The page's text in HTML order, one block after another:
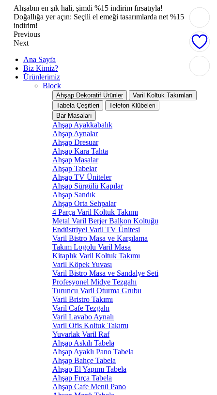
Ahşabın en şık hali, şimdi %15 indirim fırsatıyla!
Doğallığa yer açın: Seçili el emeği tasarımlarda net %15
indirim!
Previous
Next
Ana Sayfa
Biz Kimiz?
Ürünlerimiz
Block
Ahşap Dekoratif Ürünler
Varil Koltuk Takımları
Tabela Çeşitleri
Telefon Klübeleri
Bar Masaları
Ahşap Ayakkabalık
Ahşap Aynalar
Ahşap Dresuar
Ahşap Kara Tahta
Ahşap Masalar
Ahşap Tabelar
Ahşap TV Üniteler
Ahşap Sürgülü Kapılar
Ahşap Sandık
Ahşap Orta Sehpalar
4 Parça Varil Koltuk Takımı
Metal Varil Berjer Balkon Koltuğu
Endüstriyel Varil TV Ünitesi
Varil Bistro Masa ve Karşılama
Takım Logolu Varil Masa
Kitaplık Varil Koltuk Takımı
Varil Köpek Yuvası
Varil Bistro Masa ve Sandalye Seti
Profesyonel Midye Tezgahı
Turuncu Varil Oturma Grubu
Varil Bristro Takımı
Varil Cafe Tezgahı
Varil Lavabo Aynalı
Varil Ofis Koltuk Takımı
Yuvarlak Varil Raf
Ahşap Askılı Tabela
Ahşap Ayaklı Pano Tabela
Ahşap Bahçe Tabela
Ahşap El Yapımı Tabela
Ahşap Fırça Tabela
Ahşap Cafe Menü Pano